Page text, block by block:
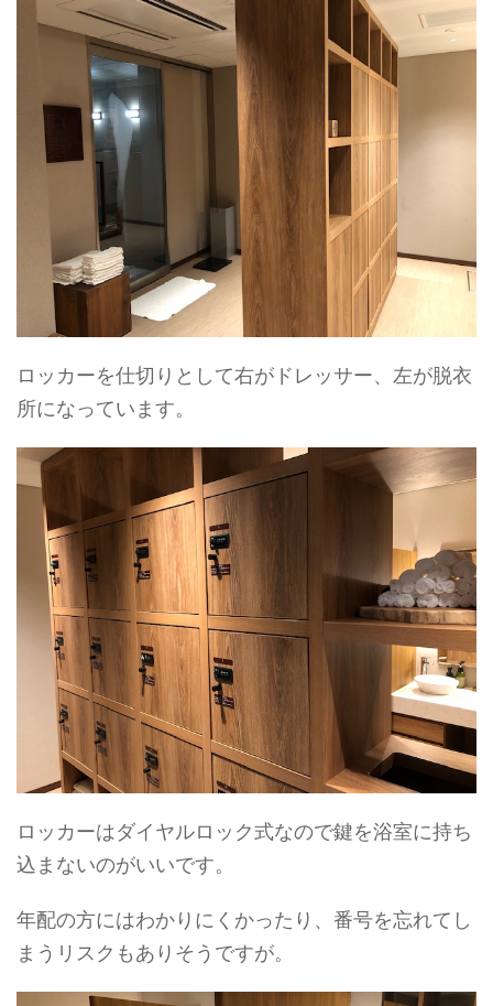
ロッカーを仕切りとして右がドレッサー、左が脱衣
所になっています。
ロッカーはダイヤルロック式なので鍵を浴室に持ち
込まないのがいいです。
年配の方にはわかりにくかったり、番号を忘れてし
まうリスクもありそうですが。